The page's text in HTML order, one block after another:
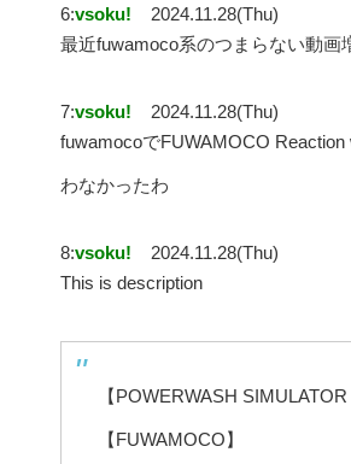
6:vsoku!
2024.11.28(Thu)
最近fuwamoco系のつまらない動画
7:vsoku!
2024.11.28(Thu)
fuwamocoでFUWAMOCO
わなかったわ
8:vsoku!
2024.11.28(Thu)
This is description
【POWERWASH
【FUWAMOCO】